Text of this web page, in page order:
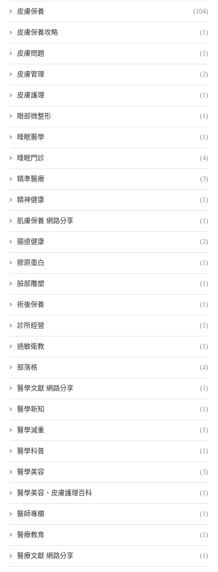
皮膚保養 (104)
皮膚保養攻略 (1)
皮膚問題 (1)
皮膚管理 (2)
皮膚護理 (1)
眼部微整形 (1)
睡眠醫學 (1)
睡眠門診 (4)
精準醫療 (3)
精神健康 (1)
肌膚保養 網路分享 (1)
腸道健康 (2)
膠原蛋白 (1)
臉部雕塑 (1)
術後保養 (1)
診所經營 (1)
過敏衛教 (1)
部落格 (4)
醫學文獻 網路分享 (1)
醫學新知 (1)
醫學減重 (1)
醫學科普 (1)
醫學美容 (3)
醫學美容、皮膚護理百科 (1)
醫師專欄 (1)
醫療教育 (1)
醫療文獻 網路分享 (1)